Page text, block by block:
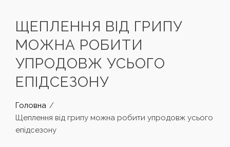
ЩЕПЛЕННЯ ВІД ГРИПУ
МОЖНА РОБИТИ
УПРОДОВЖ УСЬОГО
ЕПІДСЕЗОНУ
Головна
Щеплення від грипу можна робити упродовж усього
епідсезону